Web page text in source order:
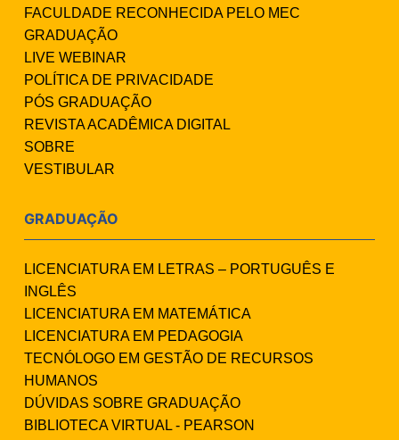
FACULDADE RECONHECIDA PELO MEC
GRADUAÇÃO
LIVE WEBINAR
POLÍTICA DE PRIVACIDADE
PÓS GRADUAÇÃO
REVISTA ACADÊMICA DIGITAL
SOBRE
VESTIBULAR
GRADUAÇÃO
LICENCIATURA EM LETRAS – PORTUGUÊS E
INGLÊS
LICENCIATURA EM MATEMÁTICA
LICENCIATURA EM PEDAGOGIA
TECNÓLOGO EM GESTÃO DE RECURSOS
HUMANOS
DÚVIDAS SOBRE GRADUAÇÃO
BIBLIOTECA VIRTUAL - PEARSON